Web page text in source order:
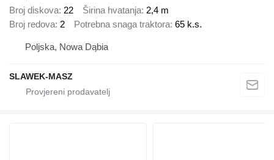
Broj diskova 22 Širina hvatanja 2,4 m
Broj redova 2 Potrebna snaga traktora 65 k.s.
Poljska, Nowa Dąbia
SLAWEK-MASZ